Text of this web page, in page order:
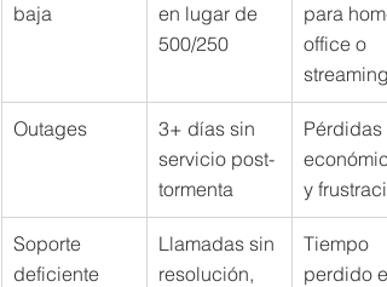
baja
en lugar de
500/250
para
office o
streaming
Outages
3+ días sin
servicio post-
tormenta
Pérdidas
y
Soporte
deficiente
Llamadas sin
resolución,
Tiempo
perdido